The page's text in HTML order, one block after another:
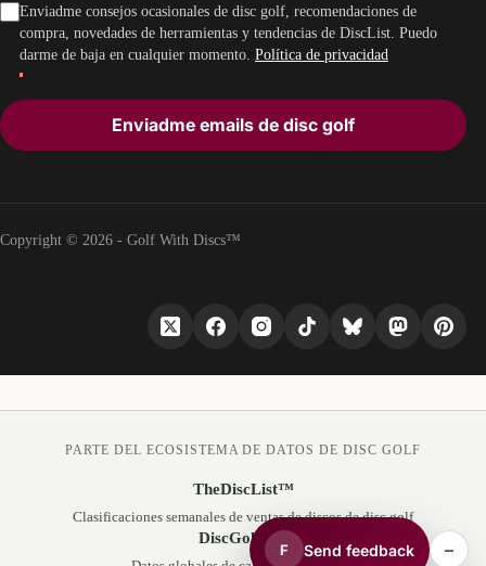
Enviadme consejos ocasionales de disc golf, recomendaciones de
compra, novedades de herramientas y tendencias de DiscList. Puedo
darme de baja en cualquier momento. Política de privacidad
Enviadme emails de disc golf
Copyright © 2026 - Golf With Discs™
F Send feedback –
PARTE DEL ECOSISTEMA DE DATOS DE DISC GOLF
TheDiscList™
Clasificaciones semanales de ventas de discos de disc golf
DiscGolfAPI